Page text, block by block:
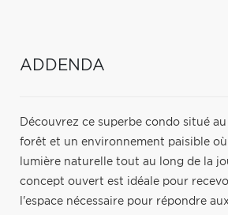
ADDENDA
Découvrez ce superbe condo situé
forêt et un environnement paisible
lumière naturelle tout au long de la
concept ouvert est idéale pour
l'espace nécessaire pour répondre